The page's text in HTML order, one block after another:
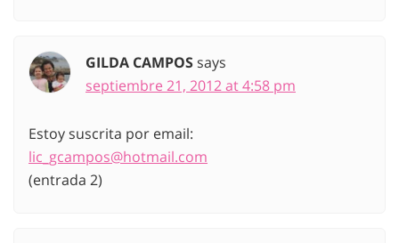
GILDA CAMPOSsays
septiembre 21, 2012 at 4:58 pm
Estoy suscrita por email:
lic_gcampos@hotmail.com
(entrada 2)